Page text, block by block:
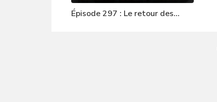
Épisode 297 : Le retour des